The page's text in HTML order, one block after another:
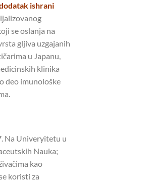
ishrani
se oslanja na
gljiva uzgajanih
u Japanu,
klinika
deo imunološke
Na Univeryitetu u
Nauka;
kao
koristi za